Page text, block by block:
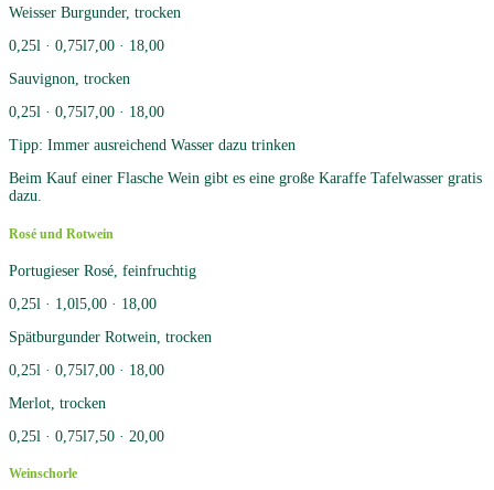
Weisser Burgunder, trocken
0,25l · 0,75l7,00 · 18,00
Sauvignon, trocken
0,25l · 0,75l7,00 · 18,00
Tipp: Immer ausreichend Wasser dazu trinken
Beim Kauf einer Flasche Wein gibt es eine große Karaffe Tafelwasser gratis
dazu.
Rosé und Rotwein
Portugieser Rosé, feinfruchtig
0,25l · 1,0l5,00 · 18,00
Spätburgunder Rotwein, trocken
0,25l · 0,75l 7,00 · 18,00
Merlot, trocken
0,25l · 0,75l 7,50 · 20,00
Weinschorle